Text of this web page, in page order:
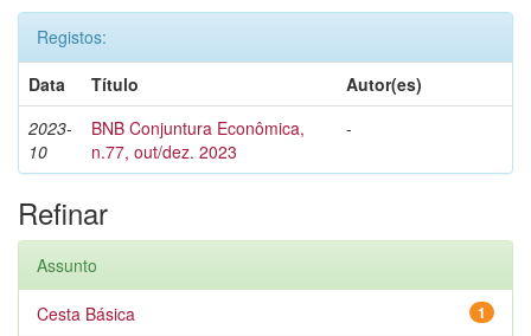
Registos:
Data
Título
Autor(es)
2023-
10
BNB Conjuntura Econômica,
n.77, out/dez. 2023
-
Refinar
Assunto
1
Cesta Básica